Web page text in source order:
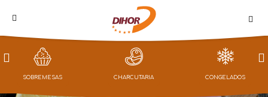
PROMOÇÕES
LOJA
SOBREMESAS CHARCUTARIA CONGELADOS